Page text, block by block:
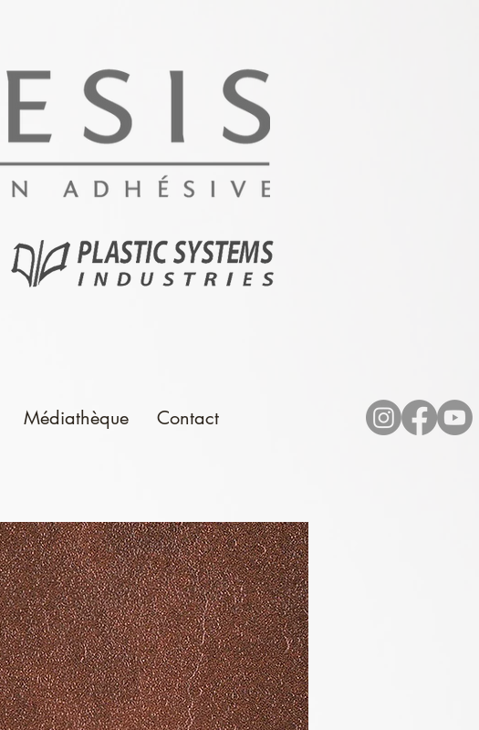
Médiathèque Contact